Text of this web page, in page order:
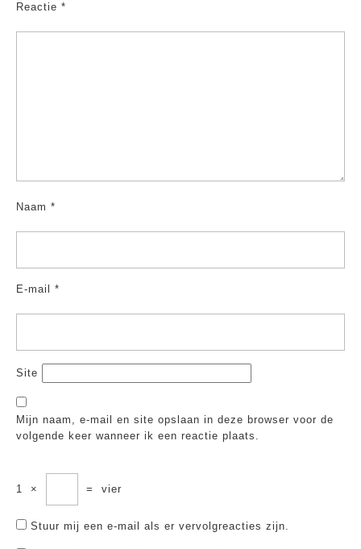
Reactie *
Naam *
E-mail *
Site
Mijn naam, e-mail en site opslaan in deze browser voor de
volgende keer wanneer ik een reactie plaats.
1 × = vier
Stuur mij een e-mail als er vervolgreacties zijn.